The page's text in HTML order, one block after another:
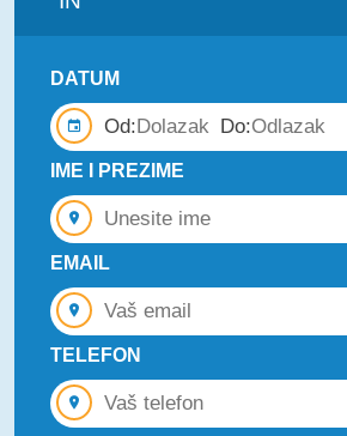
DATUM
Od: Do:
IME I PREZIME
EMAIL
TELEFON